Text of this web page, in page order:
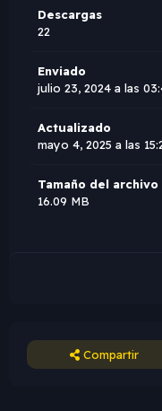
Descargas
22
Enviado
julio 23, 2024 a las
Actualizado
mayo 4, 2025 a las
Tamaño del archivo
16.09 MB
Compartir